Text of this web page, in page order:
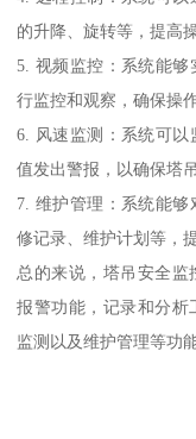
的升降、旋转等，提高
5. 视频监控：系统能
行监控和观察，确保操
6. 风速监测：系统可
值发出警报，以确保塔
7. 维护管理：系统能
修记录、维护计划等，
总的来说，塔吊安全
报警功能，记录和分析
监测以及维护管理等功